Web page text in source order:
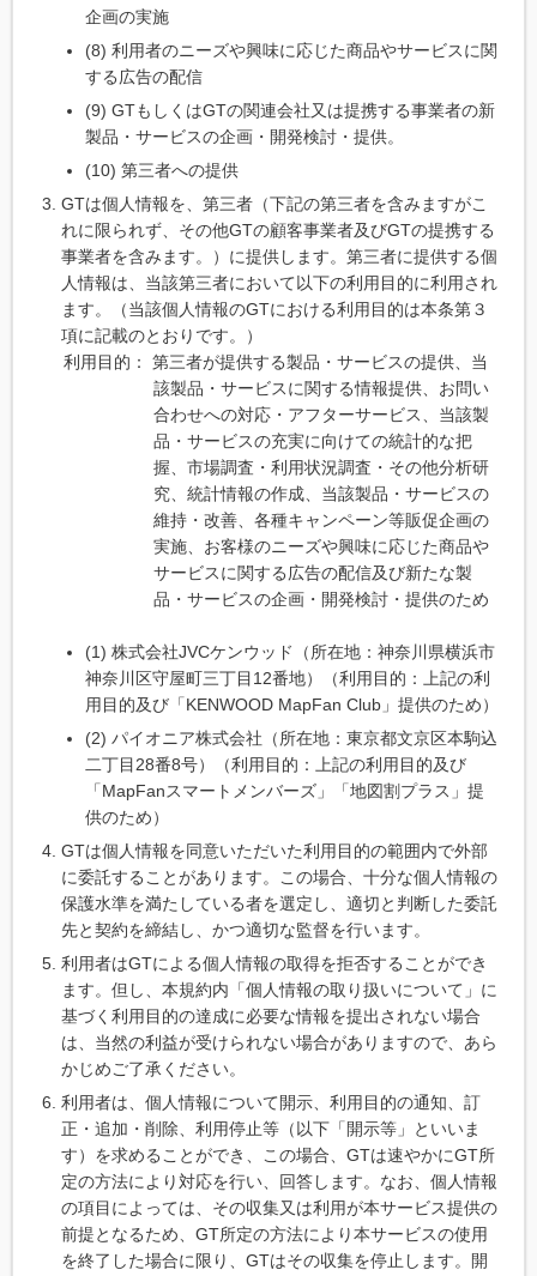
企画の実施
(8) 利用者のニーズや興味に応じた商品やサービスに関
する広告の配信
(9) GTもしくはGTの関連会社又は提携する事業者の新
製品・サービスの企画・開発検討・提供。
(10) 第三者への提供
GTは個人情報を、第三者（下記の第三者を含みますがこ
れに限られず、その他GTの顧客事業者及びGTの提携する
事業者を含みます。）に提供します。第三者に提供する個
人情報は、当該第三者において以下の利用目的に利用され
ます。（当該個人情報のGTにおける利用目的は本条第３
項に記載のとおりです。）
利用目的： 第三者が提供する製品・サービスの提供、当
該製品・サービスに関する情報提供、お問い
合わせへの対応・アフターサービス、当該製
品・サービスの充実に向けての統計的な把
握、市場調査・利用状況調査・その他分析研
究、統計情報の作成、当該製品・サービスの
維持・改善、各種キャンペーン等販促企画の
実施、お客様のニーズや興味に応じた商品や
サービスに関する広告の配信及び新たな製
品・サービスの企画・開発検討・提供のため
(1) 株式会社JVCケンウッド（所在地：神奈川県横浜市
神奈川区守屋町三丁目12番地）（利用目的：上記の利
用目的及び「KENWOOD MapFan Club」提供のため）
(2) パイオニア株式会社（所在地：東京都文京区本駒込
二丁目28番8号）（利用目的：上記の利用目的及び
「MapFanスマートメンバーズ」「地図割プラス」提
供のため）
GTは個人情報を同意いただいた利用目的の範囲内で外部
に委託することがあります。この場合、十分な個人情報の
保護水準を満たしている者を選定し、適切と判断した委託
先と契約を締結し、かつ適切な監督を行います。
利用者はGTによる個人情報の取得を拒否することができ
ます。但し、本規約内「個人情報の取り扱いについて」に
基づく利用目的の達成に必要な情報を提出されない場合
は、当然の利益が受けられない場合がありますので、あら
かじめご了承ください。
利用者は、個人情報について開示、利用目的の通知、訂
正・追加・削除、利用停止等（以下「開示等」といいま
す）を求めることができ、この場合、GTは速やかにGT所
定の方法により対応を行い、回答します。なお、個人情報
の項目によっては、その収集又は利用が本サービス提供の
前提となるため、GT所定の方法により本サービスの使用
を終了した場合に限り、GTはその収集を停止します。開